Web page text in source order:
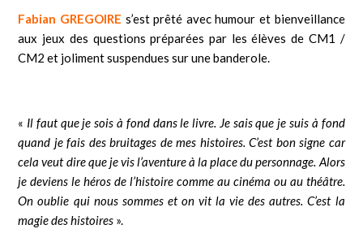
Fabian GREGOIRE s’est prêté avec humour et bienveillance
aux jeux des questions préparées par les élèves de CM1 /
CM2 et joliment suspendues sur une banderole.
« Il faut que je sois à fond dans le livre. Je sais que je suis à fond
quand je fais des bruitages de mes histoires. C’est bon signe car
cela veut dire que je vis l’aventure à la place du personnage. Alors
je deviens le héros de l’histoire comme au cinéma ou au théâtre.
On oublie qui nous sommes et on vit la vie des autres. C’est la
magie des histoires ».